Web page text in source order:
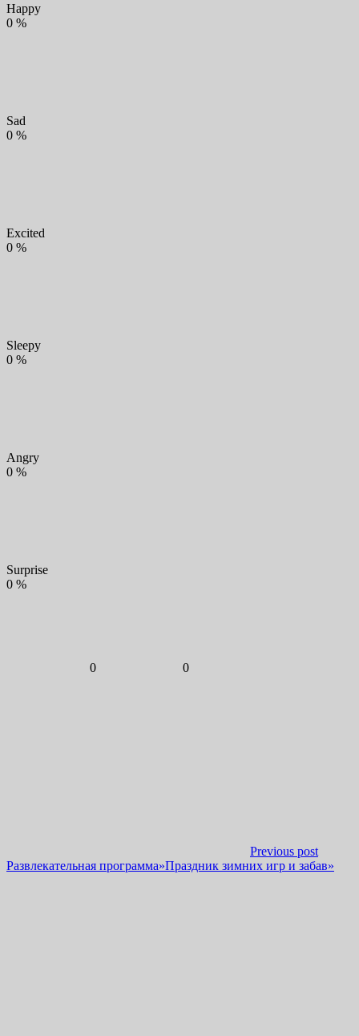
Happy
0 %
Sad
0 %
Excited
0 %
Sleepy
0 %
Angry
0 %
Surprise
0 %
0 0
Previous post
Развлекательная программа»Праздник зимних игр и забав»